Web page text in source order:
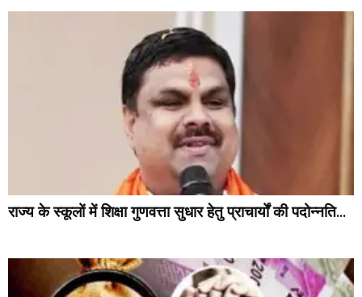
राज्य के स्कूलों में शिक्षा गुणवत्ता सुधार हेतु प्राचार्यों की पदोन्नति...